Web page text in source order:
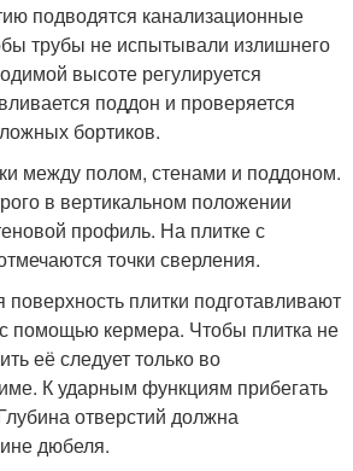
подводятся канализационные
трубы не испытывали излишнего
высоте регулируется
поддон и проверяется
бортиков.
между полом, стенами и поддоном.
в вертикальном положении
профиль. На плитке с
точки сверления.
плитки подготавливают
помощью кермера. Чтобы плитка не
её следует только во
К ударным функциям прибегать
отверстий должна
дюбеля.